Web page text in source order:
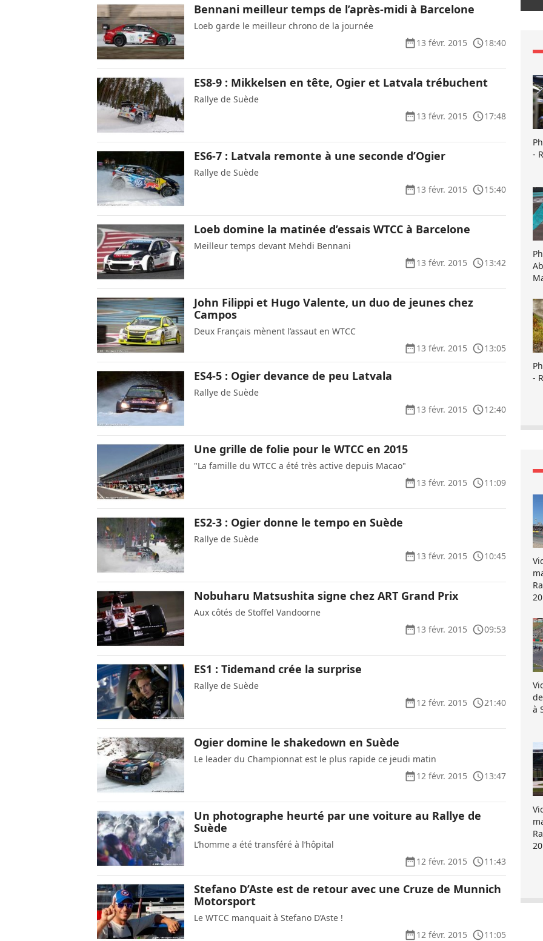
Bennani meilleur temps de l’après-midi à Barcelone
Loeb garde le meilleur chrono de la journée
13 févr. 2015
18:40
ES8-9 : Mikkelsen en tête, Ogier et Latvala trébuchent
Rallye de Suède
13 févr. 2015
17:48
ES6-7 : Latvala remonte à une seconde d’Ogier
Rallye de Suède
13 févr. 2015
15:40
Loeb domine la matinée d’essais WTCC à Barcelone
Meilleur temps devant Mehdi Bennani
13 févr. 2015
13:42
John Filippi et Hugo Valente, un duo de jeunes chez
Campos
Deux Français mènent l’assaut en WTCC
13 févr. 2015
13:05
ES4-5 : Ogier devance de peu Latvala
Rallye de Suède
13 févr. 2015
12:40
Une grille de folie pour le WTCC en 2015
"La famille du WTCC a été très active depuis Macao"
13 févr. 2015
11:09
ES2-3 : Ogier donne le tempo en Suède
Rallye de Suède
13 févr. 2015
10:45
Nobuharu Matsushita signe chez ART Grand Prix
Aux côtés de Stoffel Vandoorne
13 févr. 2015
09:53
ES1 : Tidemand crée la surprise
Rallye de Suède
12 févr. 2015
21:40
Ogier domine le shakedown en Suède
Le leader du Championnat est le plus rapide ce jeudi matin
12 févr. 2015
13:47
Un photographe heurté par une voiture au Rallye de
Suède
L’homme a été transféré à l’hôpital
12 févr. 2015
11:43
Stefano D’Aste est de retour avec une Cruze de Munnich
Motorsport
Le WTCC manquait à Stefano D’Aste !
12 févr. 2015
11:05
-
-
à